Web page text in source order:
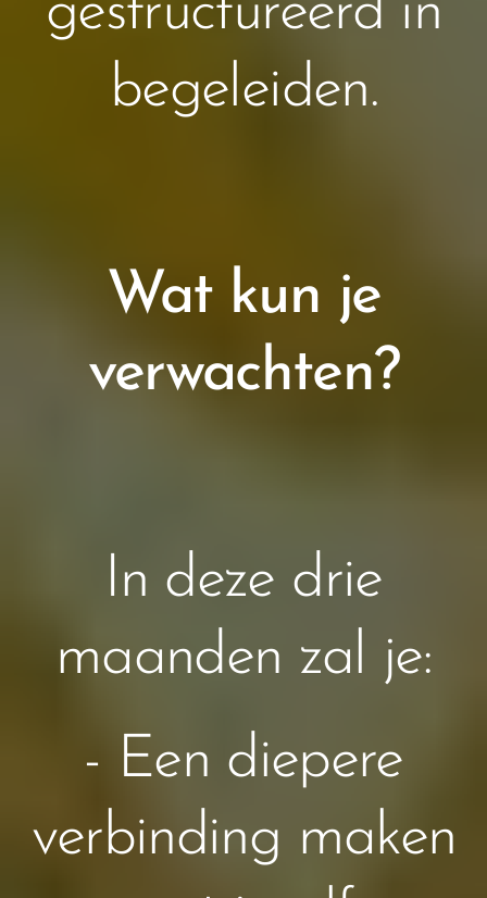
gestructureerd in
begeleiden.
Wat kun je
verwachten?
In deze drie
maanden zal je:
- Een diepere
verbinding maken